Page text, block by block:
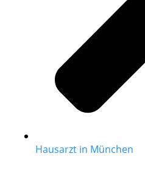
Hausarzt in München